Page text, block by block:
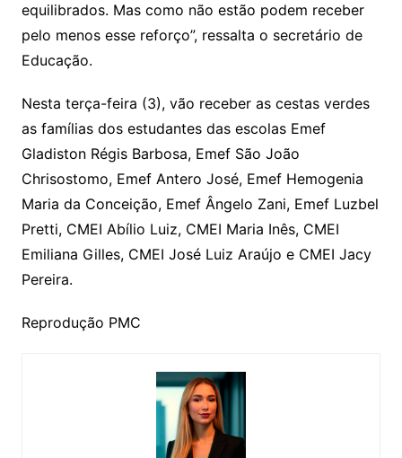
equilibrados. Mas como não estão podem receber
pelo menos esse reforço”, ressalta o secretário de
Educação.
Nesta terça-feira (3), vão receber as cestas verdes
as famílias dos estudantes das escolas Emef
Gladiston Régis Barbosa, Emef São João
Chrisostomo, Emef Antero José, Emef Hemogenia
Maria da Conceição, Emef Ângelo Zani, Emef Luzbel
Pretti, CMEI Abílio Luiz, CMEI Maria Inês, CMEI
Emiliana Gilles, CMEI José Luiz Araújo e CMEI Jacy
Pereira.
Reprodução PMC